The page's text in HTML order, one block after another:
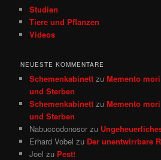
Studien
Tiere und Pflanzen
Videos
NEUESTE KOMMENTARE
Schemenkabinett zuMemento
und Sterben
Schemenkabinett zuMemento
und Sterben
Nabuccodonosor zu
Erhard Vobel zu Der unentwirrbare
Joel zu Pest!